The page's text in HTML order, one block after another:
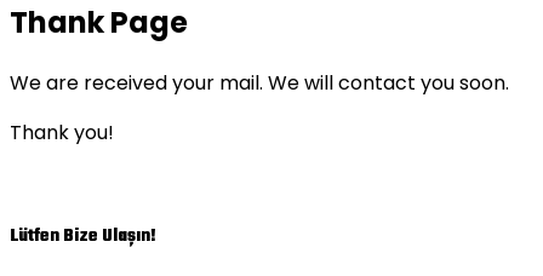
Thank Page
We are received your mail. We will contact you soon.
Thank you!
Lütfen Bize Ulaşın!